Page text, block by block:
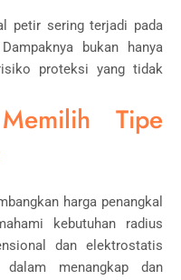
petir sering terjadi pada
bukan hanya
proteksi yang tidak
Tipe
harga penangkal
kebutuhan radius
dan elektrostatis
menangkap dan